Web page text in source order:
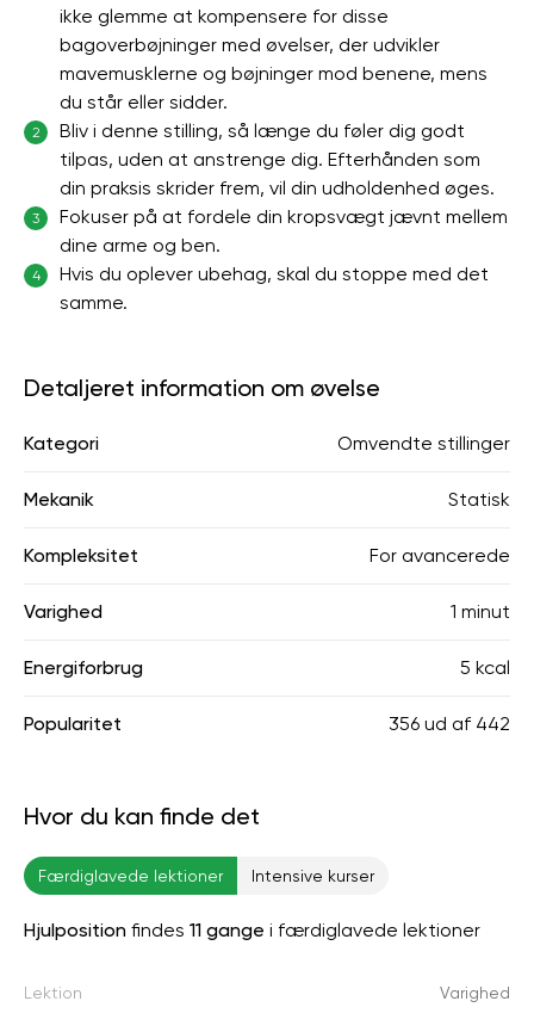
ikke glemme at kompensere for disse
bagoverbøjninger med øvelser, der udvikler
mavemusklerne og bøjninger mod benene, mens
du står eller sidder.
2
Bliv i denne stilling, så længe du føler dig godt
tilpas, uden at anstrenge dig. Efterhånden som
din praksis skrider frem, vil din udholdenhed øges.
3
Fokuser på at fordele din kropsvægt jævnt mellem
dine arme og ben.
4
Hvis du oplever ubehag, skal du stoppe med det
samme.
Detaljeret information om øvelse
Kategori Omvendte stillinger
Mekanik Statisk
Kompleksitet For avancerede
Varighed 1 minut
Energiforbrug 5 kcal
Popularitet 356 ud af 442
Hvor du kan finde det
Færdiglavede lektioner Intensive kurser
Hjulposition findes 11 gange i færdiglavede lektioner
Lektion Varighed